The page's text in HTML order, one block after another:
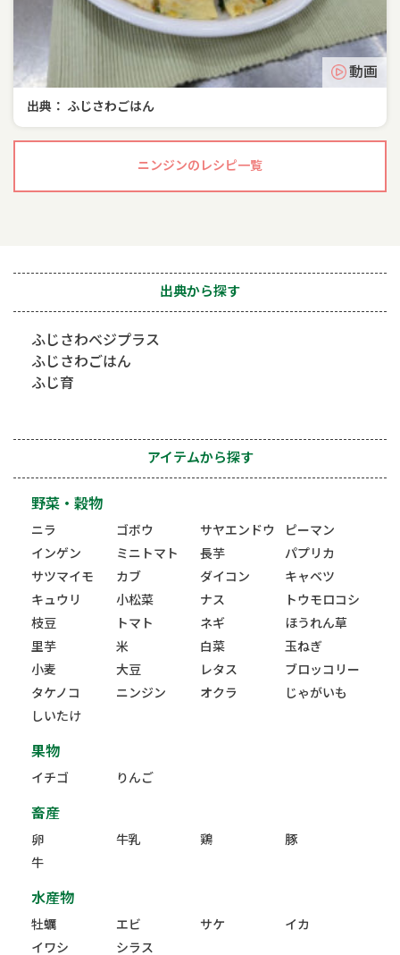
動画
出典： ふじさわごはん
ニンジンのレシピ一覧
出典から探す
ふじさわベジプラス
ふじさわごはん
ふじ育
アイテムから探す
野菜・穀物
ニラ ゴボウ サヤエンドウ
ピーマン
インゲン
ミニトマト 長芋
パプリカ
サツマイモ
カブ ダイコン
キャベツ
キュウリ
小松菜 ナス
トウモロコシ
枝豆
トマト ネギ
ほうれん草
里芋
米 白菜
玉ねぎ
小麦
大豆 レタス
ブロッコリー
タケノコ
ニンジン オクラ
じゃがいも
しいたけ
果物
イチゴ りんご
畜産
卵 牛乳 鶏
豚
牛
水産物
牡蠣 エビ サケ
イカ
イワシ
シラス